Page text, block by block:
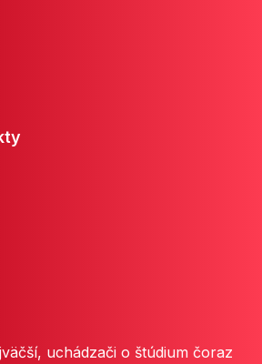
uchádzači o štúdium čoraz